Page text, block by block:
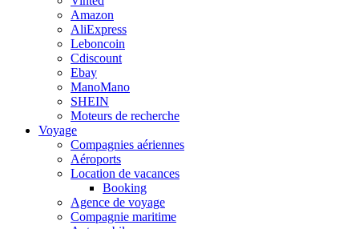
Amazon
AliExpress
Leboncoin
Cdiscount
Ebay
ManoMano
SHEIN
Moteurs de recherche
Voyage
Compagnies aériennes
Aéroports
Location de vacances
Booking
Agence de voyage
Compagnie maritime